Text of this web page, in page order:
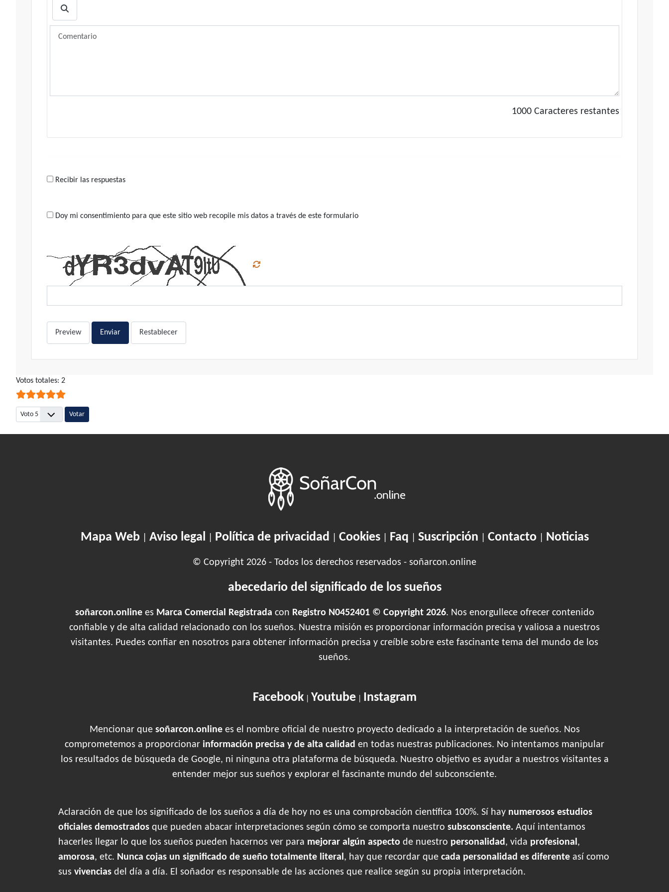
1000 Caracteres restantes
Recibir las respuestas
Doy mi consentimiento para que este sitio web recopile mis datos a través de este formulario
Preview Enviar Restablecer
Ratio:5/5
Votos totales: 2
Por favor, vote
Mapa Web| Aviso legal Política de privacidad Cookies| Faq Suscripción Contacto| Noticias
© Copyright 2026 - Todos los derechos reservados - soñarcon.online
abecedario del significado de los sueños
soñarcon.onlinees Marca Comercial Registrada con Registro N0452401 © Copyright 2026. Nos enorgullece ofrecer contenido
confiable y de alta calidad relacionado con los sueños. Nuestra misión es proporcionar información precisa y valiosa a nuestros
visitantes. Puedes confiar en nosotros para obtener información precisa y creíble sobre este fascinante tema del mundo de los
sueños.
Facebook| Youtube| Instagram
Mencionar que soñarcon.onlinees el nombre oficial de nuestro proyecto dedicado a la interpretación de sueños. Nos
comprometemos a proporcionar información precisa y de alta calidad en todas nuestras publicaciones. No intentamos manipular
los resultados de búsqueda de Google, ni ninguna otra plataforma de búsqueda. Nuestro objetivo es ayudar a nuestros visitantes a
entender mejor sus sueños y explorar el fascinante mundo del subconsciente.
Aclaración de que los significado de los sueños a día de hoy no es una comprobación científica 100%. Sí hay numerosos estudios
oficiales demostrados que pueden abacar interpretaciones según cómo se comporta nuestro subsconsciente. Aquí intentamos
hacerles llegar lo que los sueños pueden hacernos ver para mejorar algún aspecto de nuestro personalidad, vida profesional,
amorosa, etc. Nunca cojas un significado de sueño totalmente literal, hay que recordar que cada personalidad es diferente así como
sus vivencias del día a día. El soñador es responsable de las acciones que realice según su propia interpretación.